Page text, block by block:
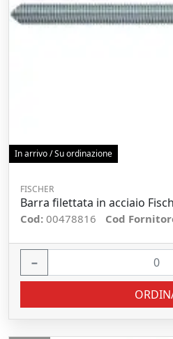
In arrivo / Su ordinazione
FISCHER
Barra filettata in acciaio
Cod: 00478816 Cod
−